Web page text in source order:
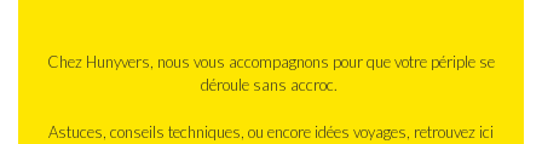
Chez Hunyvers, nous vous accompagnons pour que votre périple se
déroule sans accroc.
Astuces, conseils techniques, ou encore idées voyages, retrouvez ici